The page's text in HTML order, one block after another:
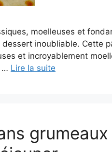
moelleuses et
inoubliable. Cette
et incroyablement
… Lire la suite
grumeaux